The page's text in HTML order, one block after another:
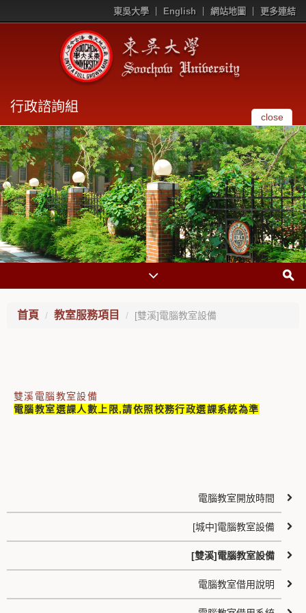
東吳大學 English 網站地圖 更多連結
行政諮詢組
close
首頁 教室服務項目 [雙溪]電腦教室設備
雙溪電腦教室設備
電腦教室選課人數上限,請依照校務行政選課系統為準
電腦教室開放時間
[城中]電腦教室設備
[雙溪]電腦教室設備
電腦教室借用說明